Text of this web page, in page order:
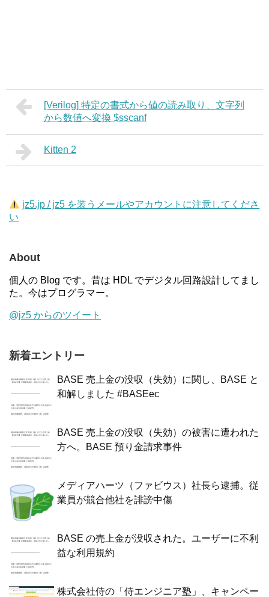
[Verilog] 特定の書式から値の読み取り、文字列
から数値へ変換 $sscanf
Kitten 2
jz5.jp / jz5 を装うメールやアカウントに注意してくださ
い
About
個人の Blog です。昔は HDL でデジタル回路設計してまし
た。今はプログラマー。
@jz5 からのツイート
新着エントリー
BASE 売上金の没収（失効）に関し、BASE と
和解しました #BASEec
BASE 売上金の没収（失効）の被害に遭われた
方へ。BASE 預り金請求事件
メディアハーツ（ファビウス）社長ら逮捕。従
業員が競合他社を誹謗中傷
BASE の売上金が没収された。ユーザーに不利
益な利用規約
株式会社侍の「侍エンジニア塾」、キャンペー